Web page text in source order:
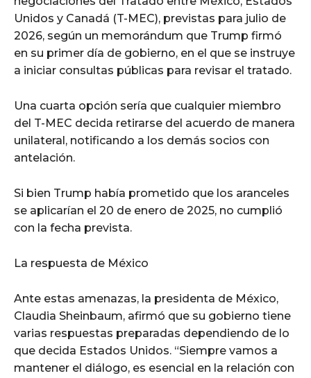
Unidos y Canadá (T-MEC), previstas para julio de
2026, según un memorándum que Trump firmó
en su primer día de gobierno, en el que se instruye
a iniciar consultas públicas para revisar el tratado.
Una cuarta opción sería que cualquier miembro
del T-MEC decida retirarse del acuerdo de manera
unilateral, notificando a los demás socios con
antelación.
Si bien Trump había prometido que los aranceles
se aplicarían el 20 de enero de 2025, no cumplió
con la fecha prevista.
La respuesta de México
Ante estas amenazas, la presidenta de México,
Claudia Sheinbaum, afirmó que su gobierno tiene
varias respuestas preparadas dependiendo de lo
que decida Estados Unidos. “Siempre vamos a
mantener el diálogo, es esencial en la relación con